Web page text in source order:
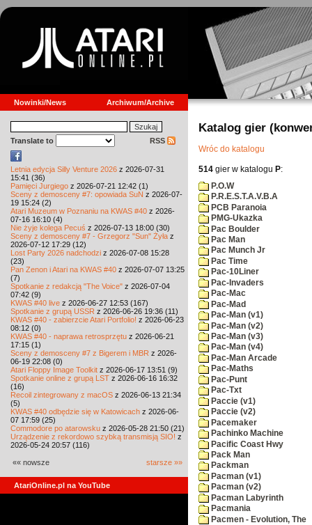
Nowinki/News Archiwum/Archive
Translate to RSS
Letnia edycja Silly Venture 2026 z 2026-07-31
15:41 (36)
Pamięci Jurgiego z 2026-07-21 12:42 (1)
Sceny z demosceny #7: opowiada SuN z 2026-07-
19 15:24 (2)
Atari Muzeum w Poznaniu na KWAS #40 z 2026-
07-16 16:10 (4)
Nie żyje kolega Pecuś z 2026-07-13 18:00 (30)
Sceny z demosceny #7 - Grzegorz "Sun" Żyła z
2026-07-12 17:29 (12)
Lost Party 2026 nadchodzi z 2026-07-08 15:28
(23)
Pan Zenon i Atari na KWAS #40 z 2026-07-07 13:25
(7)
Spotkanie z redakcją "The Voice" z 2026-07-04
07:42 (9)
KWAS #40 live z 2026-06-27 12:53 (167)
Spotkanie z grupą USSR z 2026-06-26 19:36 (11)
KWAS #40 - zabierzcie Atari Portfolio! z 2026-06-23
08:12 (0)
KWAS #40 - naprawa retrosprzętu z 2026-06-21
17:15 (1)
Sceny z demosceny #7 z Bigerem i MBR z 2026-
06-19 22:08 (0)
Atari Floppy Image Toolkit z 2026-06-17 13:51 (9)
Spotkanie online z grupą LST z 2026-06-16 16:32
(16)
Recoil zintegrowany z macOS z 2026-06-13 21:34
(5)
KWAS #40 odbędzie się w Katowicach z 2026-06-
07 17:59 (25)
Commodore po atarowsku z 2026-05-28 21:50 (21)
Urządzenie z rekordowo szybką transmisją SIO! z
2026-05-24 20:57 (116)
«« nowsze starsze »»
AtariOnline.pl na YouTube
Katalog gier
Wróc do katalogu
514 gier w katalogu P:
P.O.W
P.R.E.S.T.A.V.B.A
PCB Paranoia
PMG-Ukazka
Pac Boulder
Pac Man
Pac Munch Jr
Pac Time
Pac-10Liner
Pac-Invaders
Pac-Mac
Pac-Mad
Pac-Man (v1)
Pac-Man (v2)
Pac-Man (v3)
Pac-Man (v4)
Pac-Man Arcade
Pac-Maths
Pac-Punt
Pac-Txt
Paccie (v1)
Paccie (v2)
Pacemaker
Pachinko Machine
Pacific Coast Hwy
Pack Man
Packman
Pacman (v1)
Pacman (v2)
Pacman Labyrinth
Pacmania
Pacmen - Evolution, The